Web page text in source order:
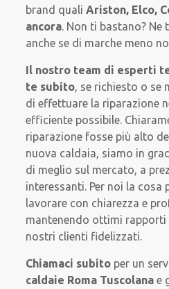
brand qualiAriston, Elco,
ancora. Non ti bastano?
anche se di marche meno
Il nostro team di esperti
te subito, se richiesto o se
di effettuare la riparazione
efficiente possibile.
riparazione fosse più alto
nuova caldaia, siamo in
di meglio sul mercato, a
interessanti. Per noi la cosa
lavorare con chiarezza e
mantenendo ottimi rapporti
nostri clienti fidelizzati.
Chiamaci subito per un
caldaie Roma Tuscolana e